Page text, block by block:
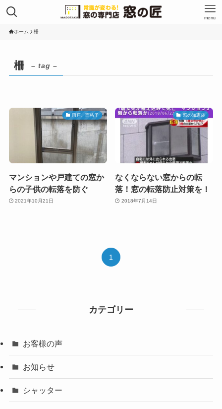
menu
ホーム 柵
柵 – tag –
雨戸、面格子
マンションや戸建ての窓か
らの子供の転落を防ぐ
2021年10月21日
窓の知恵袋
なくならない窓からの転
落！窓の転落防止対策を！
2018年7月14日
1
カテゴリー
お客様の声
お知らせ
シャッター